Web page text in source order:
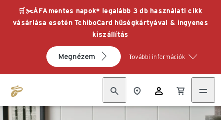
🛒✂️ÁFAmentes napok* legalább 3 db használati cikk
vásárlása esetén TchiboCard hűségkártyával & ingyenes
kiszállítás
Megnézem További információk